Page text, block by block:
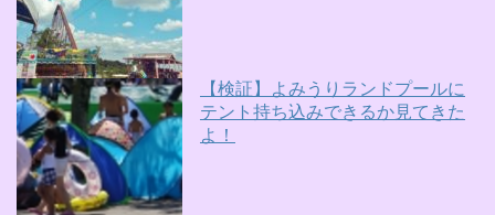
【検証】よみうりランドプールに
テント持ち込みできるか見てきた
よ！